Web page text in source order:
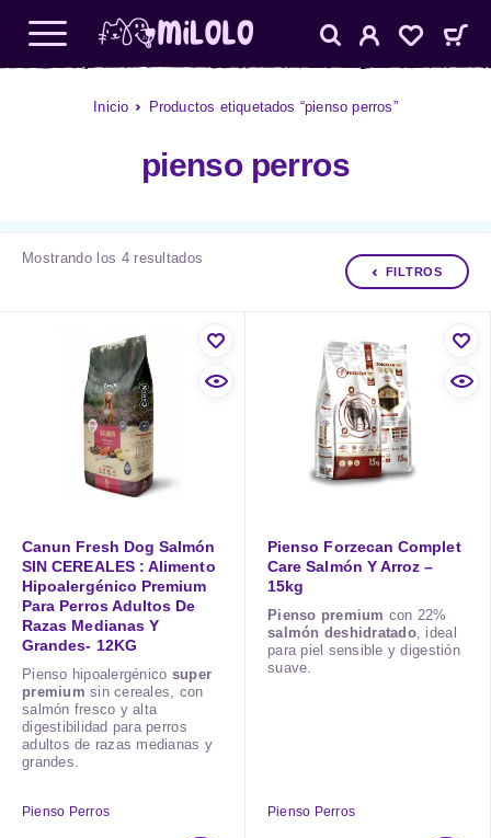
Inicio Productos etiquetados “pienso perros”
pienso perros
Mostrando los 4 resultados
FILTROS
Canun Fresh Dog Salmón
SIN CEREALES : Alimento
Hipoalergénico Premium
Para Perros Adultos De
Razas Medianas Y
Grandes- 12KG
Pienso hipoalergénico super
premium sin cereales, con
salmón fresco y alta
digestibilidad para perros
adultos de razas medianas y
grandes.
Pienso Perros
Pienso Forzecan Complet
Care Salmón Y Arroz –
15kg
Pienso premium con 22%
salmón deshidratado, ideal
para piel sensible y digestión
suave.
Pienso Perros